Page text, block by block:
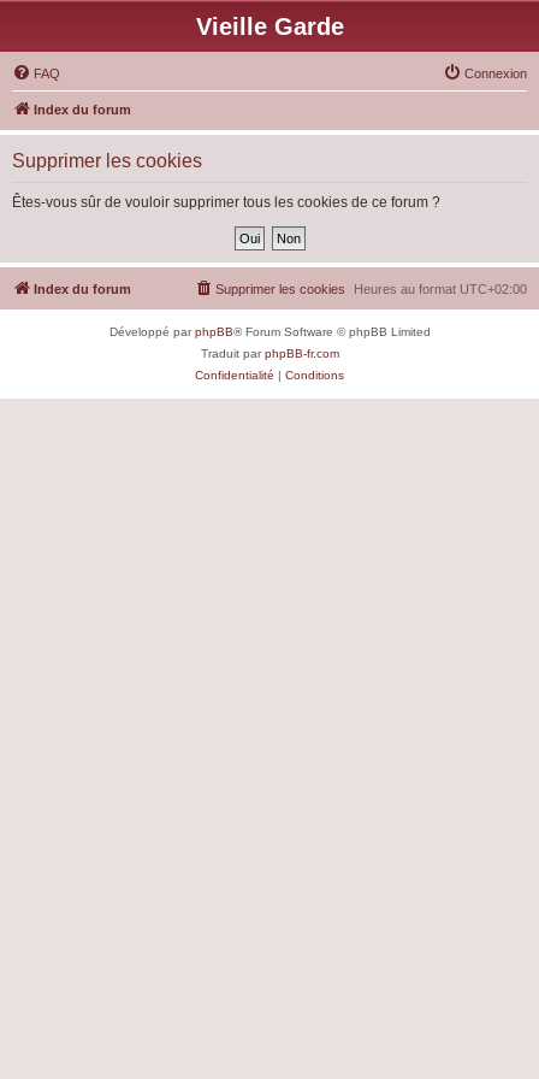
Vieille Garde
FAQ Connexion
Index du forum
Supprimer les cookies
Êtes-vous sûr de vouloir supprimer tous les cookies de ce forum ?
Index du forum Heures au format UTC+02:00
Supprimer les cookies
Développé parphpBB® Forum Software © phpBB Limited
Traduit parphpBB-fr.com
Confidentialité | Conditions